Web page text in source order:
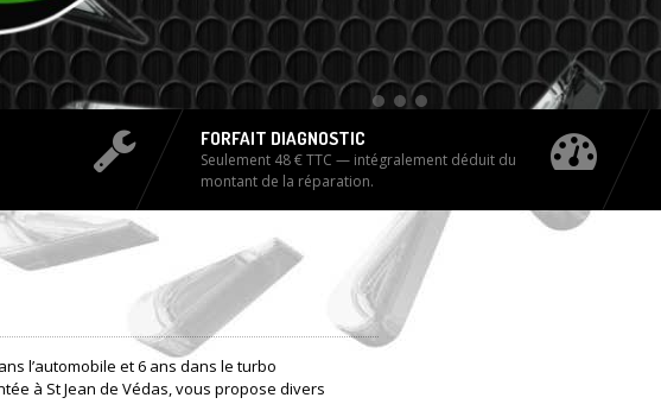
FORFAIT DIAGNOSTIC
Seulement 48 € TTC — intégralement déduit du
montant de la réparation.
l’automobile et 6 ans dans le turbo
à St Jean de Védas, vous propose divers